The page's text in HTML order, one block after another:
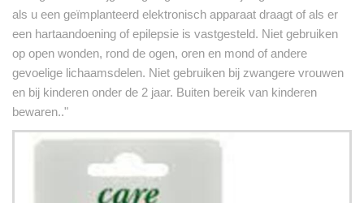
als u een geïmplanteerd elektronisch apparaat draagt of als er
een hartaandoening of epilepsie is vastgesteld. Niet gebruiken
op open wonden, rond de ogen, oren en mond of andere
gevoelige lichaamsdelen. Niet gebruiken bij zwangere vrouwen
en bij kinderen onder de 2 jaar. Buiten bereik van kinderen
bewaren.."